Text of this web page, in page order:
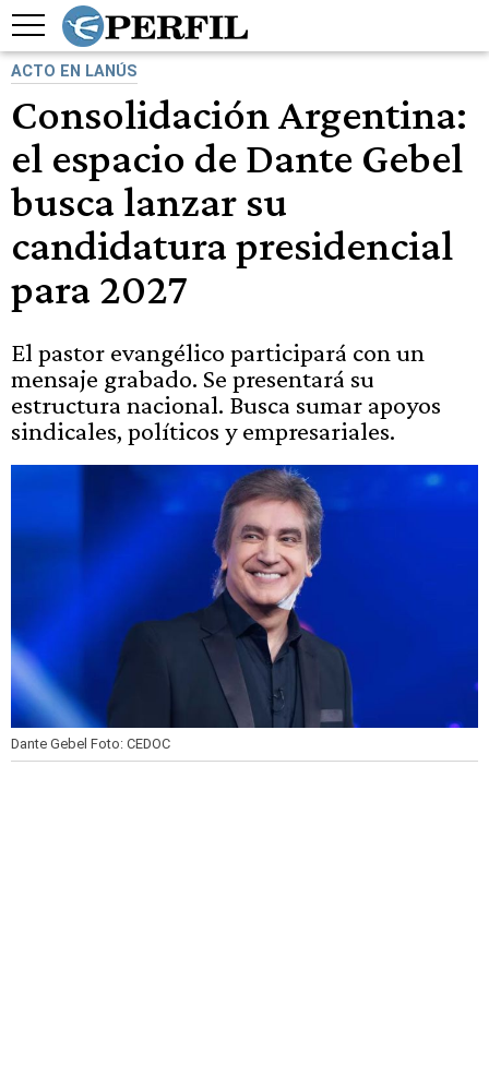
ACTO EN LANÚS
Consolidación Argentina:
el espacio de Dante Gebel
busca lanzar su
candidatura presidencial
para 2027
El pastor evangélico participará con un
mensaje grabado. Se presentará su
estructura nacional. Busca sumar apoyos
sindicales, políticos y empresariales.
Dante Gebel Foto: CEDOC